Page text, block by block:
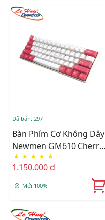
Đã bán: 297
Bàn Phím Cơ Không Dây
Newmen GM610 Cherry
RGB (Blue/Red Switch)
★ ★ ★ ★ ★
1.150.000 đ
Mới 100%